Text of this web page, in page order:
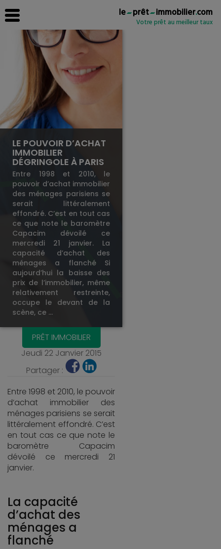
le prêt immobilier.com
Votre prêt au meilleur taux
LE POUVOIR D’ACHAT
IMMOBILIER
DÉGRINGOLE À PARIS
Entre 1998 et 2010, le
pouvoir d’achat immobilier
des ménages parisiens se
serait littéralement
effondré. C’est en tout cas
ce que note le baromètre
Capacim dévoilé ce
mercredi 21 janvier. La
capacité d’achat des
ménages a flanché Si
aujourd’hui la baisse des
prix de l’immobilier, même
relativement restreinte,
occupe le devant de la
scène, ce …
PRÊT IMMOBILIER
Jeudi 22 Janvier 2015
Partager :
Entre 1998 et 2010, le pouvoir
d’achat immobilier des
ménages parisiens se serait
littéralement effondré. C’est
en tout cas ce que note le
baromètre Capacim
dévoilé ce mercredi 21
janvier.
La capacité
d’achat des
ménages a
flanché